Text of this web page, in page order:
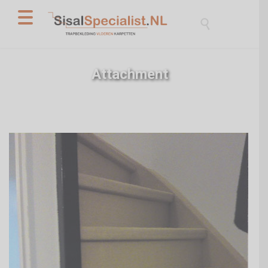
Attachment